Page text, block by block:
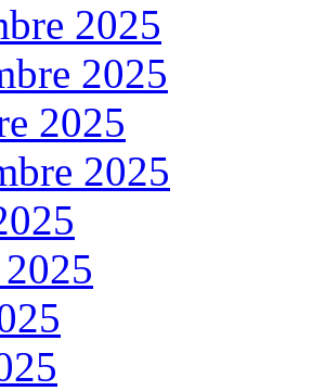
2025
2025
2025
2025